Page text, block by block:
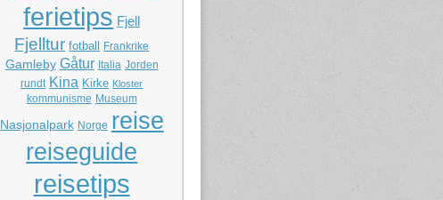
ferietips Fjell
Fjelltur fotball Frankrike
Gamleby Gåtur Italia Jorden
rundt Kina Kirke Kloster
kommunisme Museum
Nasjonalpark Norge reise
reiseguide
reisetips